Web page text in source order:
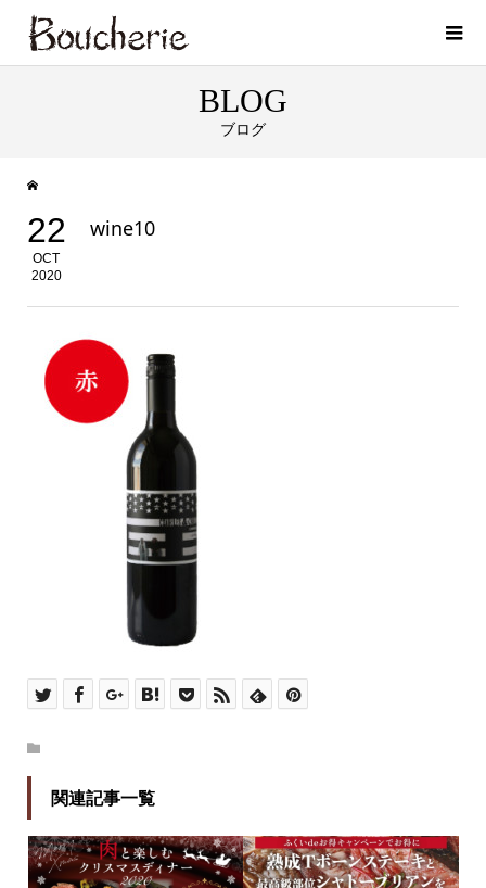
BLOG
ブログ
22
OCT
2020
wine10
関連記事一覧